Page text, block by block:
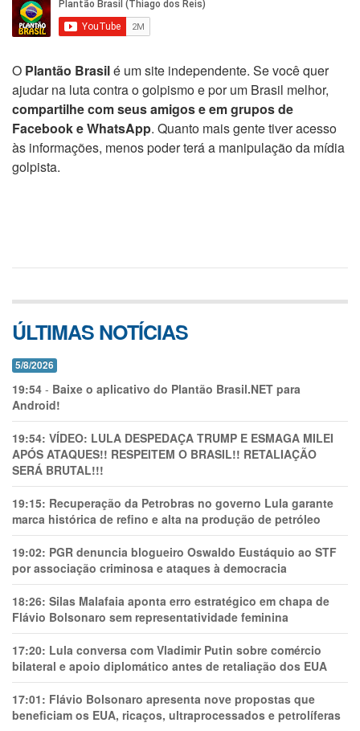
O Plantão Brasilé um site independente. Se você quer
ajudar na luta contra o golpismo e por um Brasil melhor,
compartilhe com seus amigos e em grupos de
Facebook e WhatsApp. Quanto mais gente tiver acesso
às informações, menos poder terá a manipulação da mídia
golpista.
ÚLTIMAS NOTÍCIAS
5/8/2026
19:54 - Baixe o aplicativo do Plantão Brasil.NET para
Android!
19:54: VÍDEO: LULA DESPEDAÇA TRUMP E ESMAGA MILEI
APÓS ATAQUES!! RESPEITEM O BRASIL!! RETALIAÇÃO
SERÁ BRUTAL!!!
19:15: Recuperação da Petrobras no governo Lula garante
marca histórica de refino e alta na produção de petróleo
19:02: PGR denuncia blogueiro Oswaldo Eustáquio ao STF
por associação criminosa e ataques à democracia
18:26: Silas Malafaia aponta erro estratégico em chapa de
Flávio Bolsonaro sem representatividade feminina
17:20: Lula conversa com Vladimir Putin sobre comércio
bilateral e apoio diplomático antes de retaliação dos EUA
17:01: Flávio Bolsonaro apresenta nove propostas que
beneficiam os EUA, ricaços, ultraprocessados e petrolíferas